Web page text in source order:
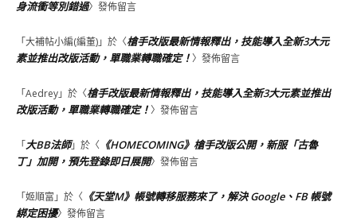
身流衝等別錯過〉發佈留言
「大補帖小編(編董)」於〈槍手改版最新情報釋出，技能導入全新3大元
素並推出改版活動，單職業轉職確定！〉發佈留言
「Aedrey」於〈槍手改版最新情報釋出，技能導入全新3大元素並推出
改版活動，單職業轉職確定！〉發佈留言
「大BB法師」於〈 《HOMECOMING》槍手改版公開，新服「古魯
丁」加開，預先登錄即日展開〉發佈留言
「姬順富 」於〈 《天堂M》帳號轉移服務來了，解決 Google、FB 帳號
綁定困擾〉發佈留言